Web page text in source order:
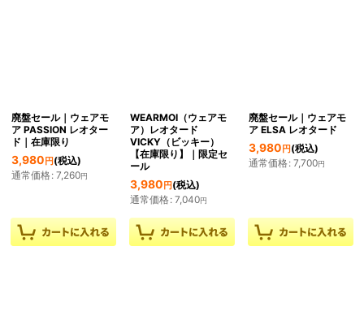
廃盤セール｜ウェアモ
ア PASSION レオター
ド｜在庫限り
3,980 円 (税込)
通常価格: 7,260円
WEARMOI（ウェアモ
ア）レオタード
VICKY（ビッキー）
【在庫限り】｜限定セ
ール
3,980 円(税込)
通常価格: 7,040円
廃盤セール｜ウェアモ
ア ELSA レオタード
3,980 円(税込)
通常価格: 7,700円